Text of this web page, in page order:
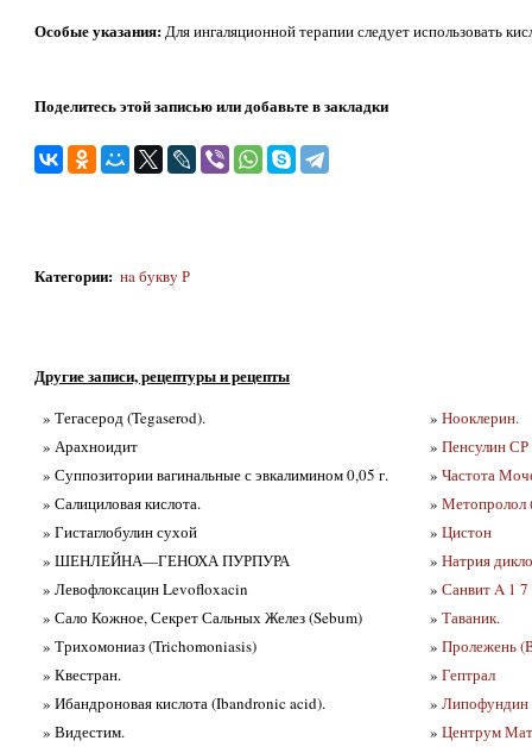
Особые указания: Для ингаляционной терапии следует использовать
Поделитесь этой записью или добавьте в закладки
Категории: нa букву Р
Другие записи, рецептуры и рецепты
» Тегасерод (Tegaserod).
» Арахноидит
» Суппозитории вагинальные с эвкалимином 0,05 г.
» Салициловая кислота.
» Гистаглобулин сухой
» ШЕНЛЕЙНА—ГЕНОХА ПУРПУРА
» Левофлоксацин Levofloxacin
» Сало Кожное, Секрет Сальных Желез (Sebum)
» Трихомониаз (Trichomoniasis)
» Квестран.
» Ибандроновая кислота (Ibandronic acid).
» Видестим.
» Нооклерин.
» Пенсулин
» Частота
» Метопролол
» Цистон
» Натрия
» Санвит A 1
» Таваник.
» Пролежень
» Гептрал
»
» Центрум